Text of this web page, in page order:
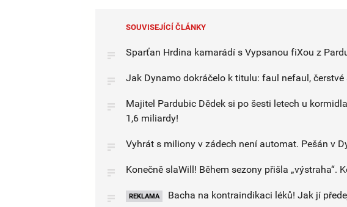
SOUVISEJÍCÍ ČLÁNKY
Sparťan Hrdina kamarádí s Vypsanou fiXou z
Jak Dynamo dokráčelo k titulu: faul nefaul,
Majitel Pardubic Dědek si po šesti letech u
1,6 miliardy!
Vyhrát s miliony v zádech není automat. Pešán v
Konečně slaWill! Během sezony přišla „výstraha“.
REKLAMA Bacha na kontraindikaci léků! Jak jí